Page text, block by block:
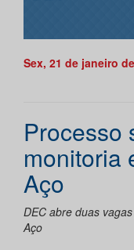
Sex, 21 de janeiro
Processo
monitoria
Aço
DEC abre duas
Aço